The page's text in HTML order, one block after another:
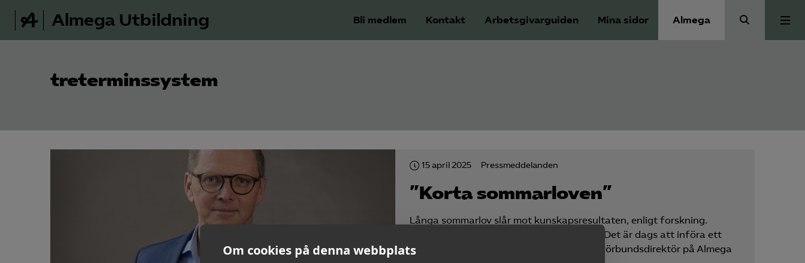
Om cookies på denna webbplats
Almega Utbildning Bli medlem Kontakt Arbetsgivarguiden Mina sidor Almega
Förbundets råd
Medlem
treterminssystem
15 april 2025 Pressmeddelanden
”Korta sommarloven”
Långa sommarlov slår mot kunskapsresultaten, enligt forskning.
Särskilt för socioekonomiskt svaga elever. Det är dags att införa ett
treterminssystem, menar Andreas Mörck, förbundsdirektör på Almega